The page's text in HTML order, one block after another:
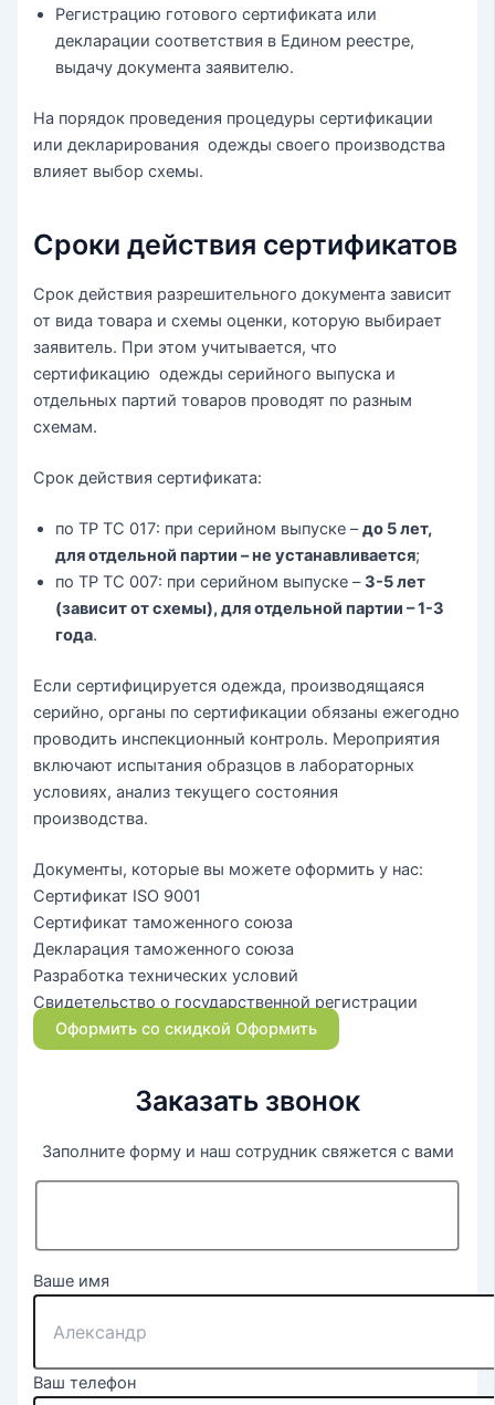
Регистрацию готового сертификата или
декларации соответствия в Едином реестре,
выдачу документа заявителю.
На порядок проведения процедуры сертификации
или декларирования одежды своего производства
влияет выбор схемы.
Сроки действия сертификатов
Срок действия разрешительного документа зависит
от вида товара и схемы оценки, которую выбирает
заявитель. При этом учитывается, что
сертификацию одежды серийного выпуска и
отдельных партий товаров проводят по разным
схемам.
Срок действия сертификата:
по ТР ТС 017: при серийном выпуске –до 5 лет,
для отдельной партии – не устанавливается;
по ТР ТС 007: при серийном выпуске –3-5 лет
(зависит от схемы), для отдельной партии – 1-3
года.
Если сертифицируется одежда, производящаяся
серийно, органы по сертификации обязаны ежегодно
проводить инспекционный контроль. Мероприятия
включают испытания образцов в лабораторных
условиях, анализ текущего состояния
производства.
Документы, которые вы можете оформить у нас:
Сертификат ISO 9001
Сертификат таможенного союза
Декларация таможенного союза
Разработка технических условий
Свидетельство о государственной регистрации
Оформить со скидкой Оформить
Заказать звонок
Заполните форму и наш сотрудник свяжется с вами
Ваше имя
Ваш телефон